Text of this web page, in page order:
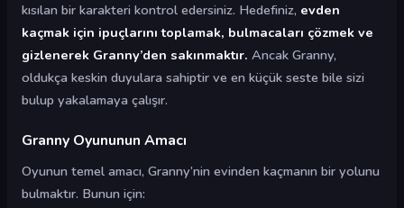
kısılan bir karakteri kontrol edersiniz. Hedefiniz, evden
kaçmak için ipuçlarını toplamak, bulmacaları çözmek ve
gizlenerek Granny’den sakınmaktır. Ancak Granny,
oldukça keskin duyulara sahiptir ve en küçük seste bile sizi
bulup yakalamaya çalışır.
Granny Oyununun Amacı
Oyunun temel amacı, Granny’nin evinden kaçmanın bir yolunu
bulmaktır. Bunun için: